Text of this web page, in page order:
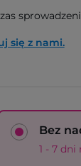
się z nami.
Bez
1 - 7 dni